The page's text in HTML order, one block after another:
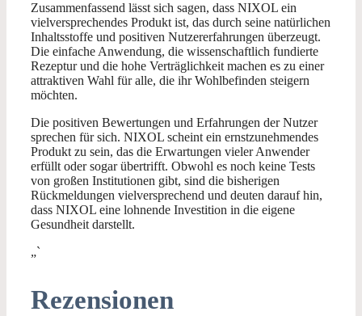
Zusammenfassend lässt sich sagen, dass NIXOL ein
vielversprechendes Produkt ist, das durch seine natürlichen
Inhaltsstoffe und positiven Nutzererfahrungen überzeugt.
Die einfache Anwendung, die wissenschaftlich fundierte
Rezeptur und die hohe Verträglichkeit machen es zu einer
attraktiven Wahl für alle, die ihr Wohlbefinden steigern
möchten.
Die positiven Bewertungen und Erfahrungen der Nutzer
sprechen für sich. NIXOL scheint ein ernstzunehmendes
Produkt zu sein, das die Erwartungen vieler Anwender
erfüllt oder sogar übertrifft. Obwohl es noch keine Tests
von großen Institutionen gibt, sind die bisherigen
Rückmeldungen vielversprechend und deuten darauf hin,
dass NIXOL eine lohnende Investition in die eigene
Gesundheit darstellt.
„`
Rezensionen